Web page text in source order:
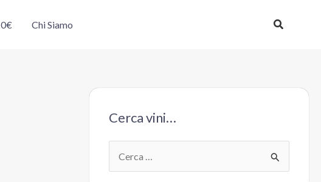
Chi Siamo Cerca
Cerca vini…
e